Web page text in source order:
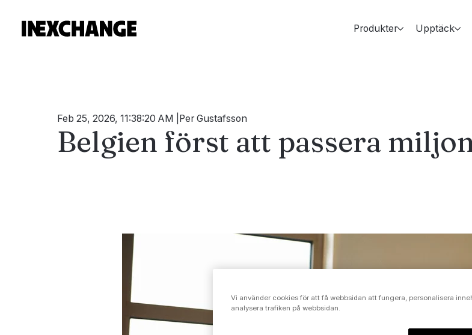
Produkter Upptäck
Feb 25, 2026, 11:38:20 AM Per Gustafsson
Belgien först att passera
Vi använder cookies för att få webbsidan att fungera, personalisera
analysera trafiken på webbsidan.